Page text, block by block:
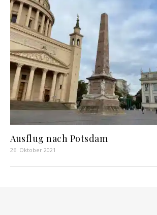
Ausflug nach Potsdam
26. Oktober 2021